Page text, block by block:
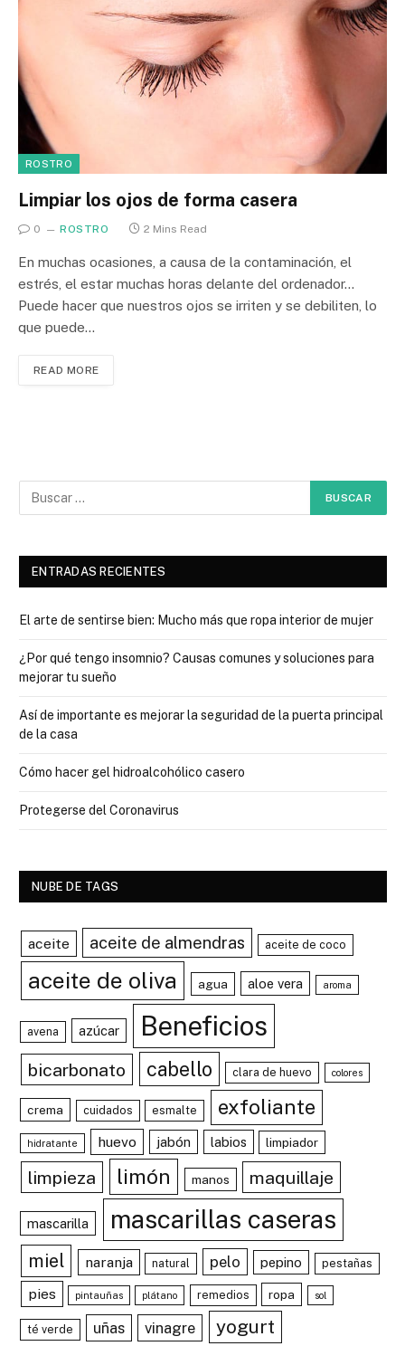
ROSTRO
Limpiar los ojos de forma casera
0 ROSTRO 2 Mins Read
En muchas ocasiones, a causa de la contaminación, el
estrés, el estar muchas horas delante del ordenador…
Puede hacer que nuestros ojos se irriten y se debiliten, lo
que puede…
READ MORE
ENTRADAS RECIENTES
El arte de sentirse bien: Mucho más que ropa interior de mujer
¿Por qué tengo insomnio? Causas comunes y soluciones para
mejorar tu sueño
Así de importante es mejorar la seguridad de la puerta principal
de la casa
Cómo hacer gel hidroalcohólico casero
Protegerse del Coronavirus
NUBE DE TAGS
aceite aceite de almendras aceite de coco
aceite de oliva agua aloe vera aroma
avena azúcar Beneficios
bicarbonato cabello clara de huevo colores
crema cuidados esmalte exfoliante
hidratante huevo jabón labios limpiador
limpieza limón manos maquillaje
mascarilla mascarillas caseras
miel naranja natural pelo pepino pestañas
pies pintauñas plátano remedios ropa sol
té verde uñas vinagre yogurt